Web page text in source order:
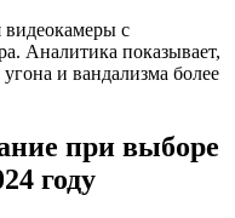
с
Аналитика показывает,
и вандализма более
при выборе
году